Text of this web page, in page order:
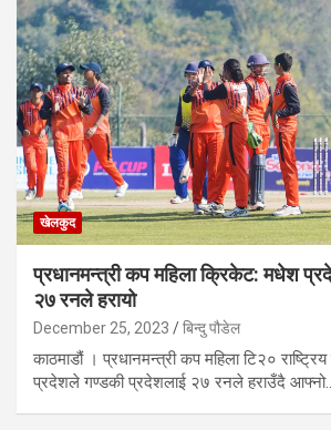
खेलकुद
प्रधानमन्त्री कप महिला क्रिकेट: मधेश
२७ रनले हरायो
December 25, 2023 बिन्दु पौडेल
काठमाडौं । प्रधानमन्त्री कप महिला टि२० राष्ट्रिय
प्रदेशले गण्डकी प्रदेशलाई २७ रनले हराउँदै